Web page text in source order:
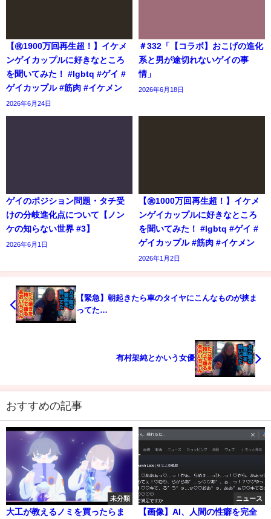
【㊗️1900万回再生超！】イケメ
ンゲイカップルに好きなところ
を聞いてみた！ #lgbtq #ゲイ #
ゲイカップル #筋肉 #イケメン
2026年6月24日
＃332「【コラボ】おこげの進化
系と男が途切れないゲイの事
情」
2026年6月18日
ゲイのポジション問題・タチ受
けの分岐進化点について【ノン
ケの知らない世界 #3】
2026年6月1日
【㊗️1000万回再生超！】イケメ
ンゲイカップルに好きなところ
を聞いてみた！ #lgbtq #ゲイ #
ゲイカップル #筋肉 #イケメン
2026年1月2日
【緊急】朝起きたら車のタイヤにこんなものが挟ま
ってた…
有村架純とかいう女優
おすすめの記事
未分類
大工が教えるノミを買ったらま
ニュース
【画像】AI、人間の性癖を完全